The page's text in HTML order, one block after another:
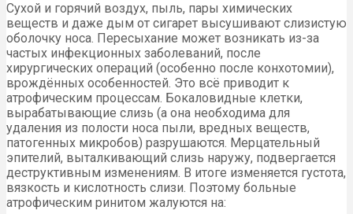
Сухой и горячий воздух, пыль, пары химических
веществ и даже дым от сигарет высушивают слизистую
оболочку носа. Пересыхание может возникать из-за
частых инфекционных заболеваний, после
хирургических операций (особенно после конхотомии),
врождённых особенностей. Это всё приводит к
атрофическим процессам. Бокаловидные клетки,
вырабатывающие слизь (а она необходима для
удаления из полости носа пыли, вредных веществ,
патогенных микробов) разрушаются. Мерцательный
эпителий, выталкивающий слизь наружу, подвергается
деструктивным изменениям. В итоге изменяется густота,
вязкость и кислотность слизи. Поэтому больные
атрофическим ринитом жалуются на: